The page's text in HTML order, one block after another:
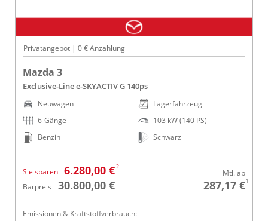
Privatangebot | 0 € Anzahlung
Mazda 3
Exclusive-Line e-SKYACTIV G 140ps
Neuwagen
6-Gänge
Benzin
Lagerfahrzeug
103 kW (140 PS)
Schwarz
Sie sparen 6.280,00 €2
Barpreis 30.800,00 €
Mtl. ab
287,17 €1
Emissionen & Kraftstoffverbrauch: